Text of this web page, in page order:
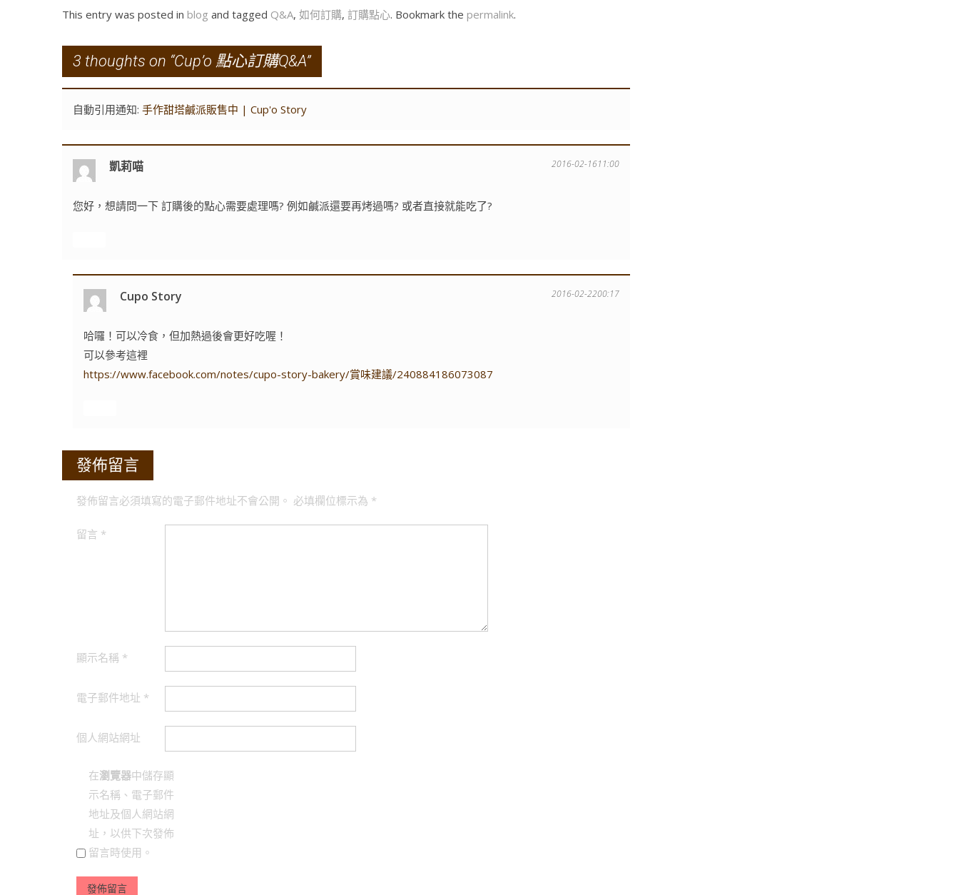
This entry was posted in blog and tagged Q&A, 如何訂購, 訂購點心. Bookmark the permalink.
3 thoughts on “Cup’o 點心訂購Q&A”
自動引用通知: 手作甜塔鹹派販售中 | Cup'o Story
凱莉喵 2016-02-1611:00
您好，想請問一下 訂購後的點心需要處理嗎? 例如鹹派還要再烤過嗎? 或者直接就能吃了?
Cupo Story 2016-02-2200:17
哈囉！可以冷食，但加熱過後會更好吃喔！
可以參考這裡
https://www.facebook.com/notes/cupo-story-bakery/賞味建議/240884186073087
發佈留言
發佈留言必須填寫的電子郵件地址不會公開。 必填欄位標示為 *
留言 *
顯示名稱 *
電子郵件地址 *
個人網站網址
在瀏覽器中儲存顯
示名稱、電子郵件
地址及個人網站網
址，以供下次發佈
留言時使用。